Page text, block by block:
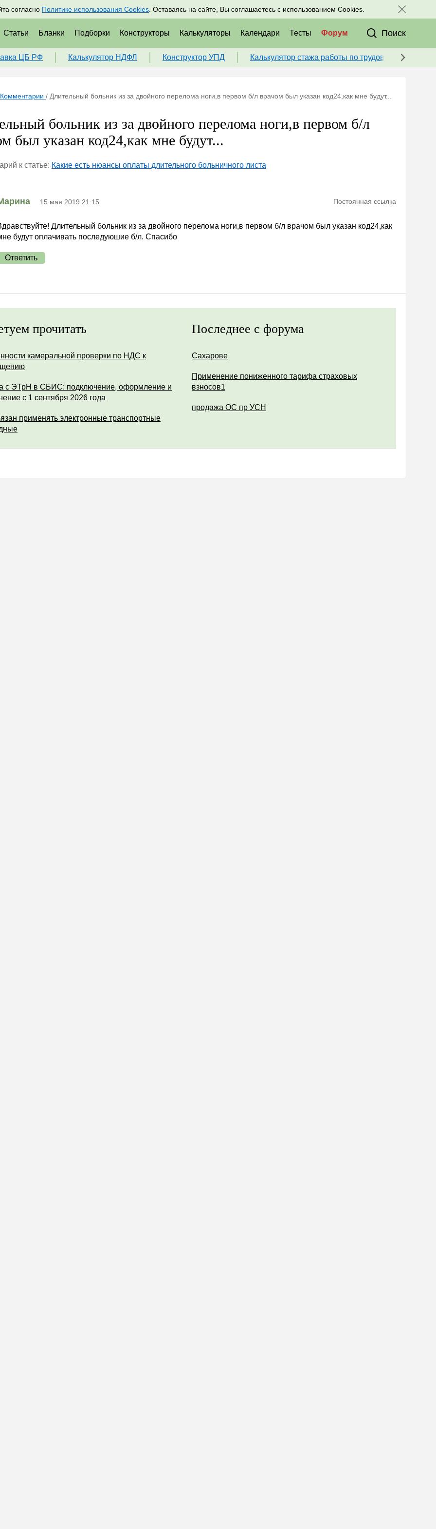
согласно Политике использования Cookies . Оставаясь на сайте, Вы соглашаетесь с использованием Cookies.
Подписаться Присоединяйтесь к нам в соц. сетях:
Статьи Бланки Подборки Конструкторы Калькуляторы Календари Тесты Форум Поиск
ЦБ РФ Калькулятор НДФЛ Конструктор УПД Калькулятор стажа работы по трудовой книжке
Комментарии / Длительный больник из за двойного перелома ноги,в первом б/л врачом был указан код24,как мне будут...
больник из за двойного перелома ноги,в первом б/л
был указан код24,как мне будут...
к статье: Какие есть нюансы оплаты длительного больничного листа
15 мая 2019 21:15 Постоянная ссылка
Длительный больник из за двойного перелома ноги,в первом б/л врачом был указан код24,как
будут оплачивать последуюшие б/л. Спасибо
Ответить
прочитать
камеральной проверки по НДС к
с ЭТрН в СБИС: подключение, оформление и
с 1 сентября 2026 года
применять электронные транспортные
Последнее с форума
Сахарове
Применение пониженного тарифа страховых
взносов1
продажа ОС пр УСН